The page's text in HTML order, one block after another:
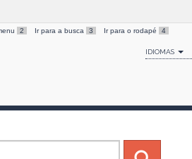
2 Ir para a busca 3 Ir para o rodapé 4
IDIOMAS